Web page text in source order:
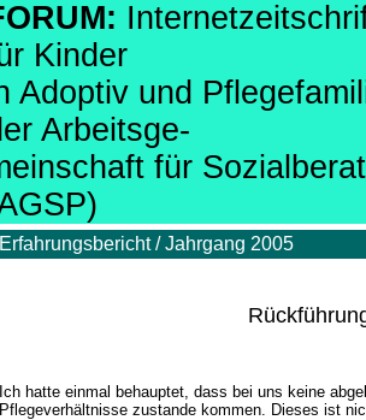
Kinder
Adoptiv und
Arbeitsge-
für
Erfahrungsbericht / Jahrgang 2005
Ich hatte einmal behauptet, dass bei uns keine
Pflegeverhältnisse zustande kommen. Dieses ist